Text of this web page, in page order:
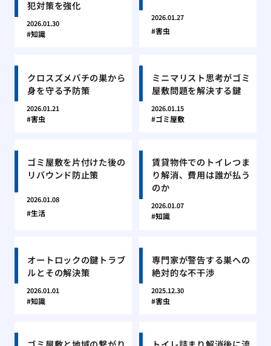
犯対策を強化
2026.01.30
知識
2026.01.27
害虫
クロスズメバチの巣から
身を守る予防策
2026.01.21
害虫
ミニマリスト思考がゴミ
屋敷問題を解決する鍵
2026.01.15
ゴミ屋敷
ゴミ屋敷を片付けた後の
リバウンド防止策
2026.01.08
生活
賃貸物件でのトイレつま
り解消、費用は誰が払う
のか
2026.01.07
知識
オートロックの鍵トラブ
ルとその解決策
2026.01.01
知識
専門家が警告する巣への
絶対的な不干渉
2025.12.30
害虫